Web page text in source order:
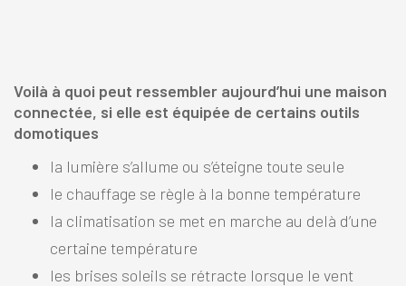
Voilà à quoi peut ressembler aujourd’hui une maison
connectée, si elle est équipée de certains outils
domotiques
la lumière s’allume ou s’éteigne toute seule
le chauffage se règle à la bonne température
la climatisation se met en marche au delà d’une
certaine température
les brises soleils se rétracte lorsque le vent